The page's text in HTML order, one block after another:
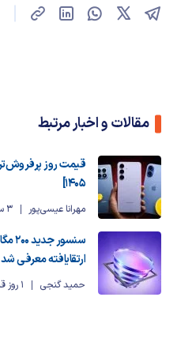
مقالات و اخبار مرتبط
1405]
مهرانا عیسی‌پور 3 ساعت قبل
ارتقایافته معرفی شد
حمید گنجی 1 روز قبل